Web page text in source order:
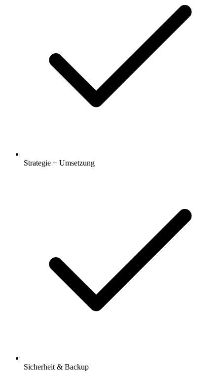
Strategie + Umsetzung
Sicherheit & Backup